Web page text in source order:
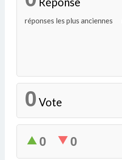
réponses les plus anciennes
0 Vote
0 0